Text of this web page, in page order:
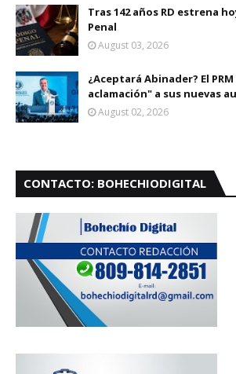
Tras 142 años RD estrena
Penal
August 03, 2026
¿Aceptará Abinader? El
aclamación" a sus nuevas
August 02, 2026
CONTACTO: BOHECHIODIGITAL